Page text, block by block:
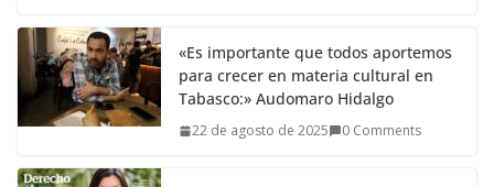
«Es importante que todos aportemos
para crecer en materia cultural en
Tabasco:» Audomaro Hidalgo
22 de agosto de 2025 0 Comments